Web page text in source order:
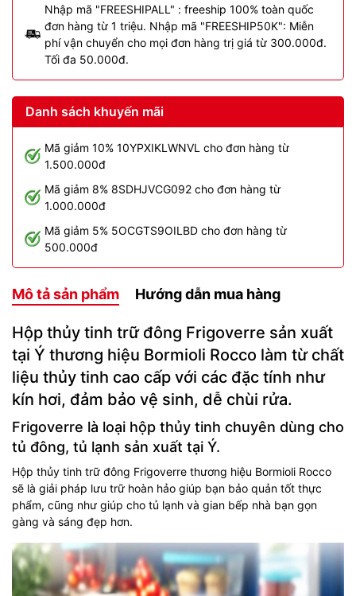
Nhập mã "FREESHIPALL" : freeship 100% toàn quốc
đơn hàng từ 1 triệu. Nhập mã "FREESHIP50K": Miễn
phí vận chuyển cho mọi đơn hàng trị giá từ 300.000đ.
Tối đa 50.000đ.
Danh sách khuyến mãi
Mã giảm 10% 10YPXIKLWNVL cho đơn hàng từ
1.500.000đ
Mã giảm 8% 8SDHJVCG092 cho đơn hàng từ
1.000.000đ
Mã giảm 5% 5OCGTS9OILBD cho đơn hàng từ
500.000đ
Mô tả sản phẩm Hướng dẫn mua hàng
Hộp thủy tinh trữ đông Frigoverre sản xuất
tại Ý thương hiệu Bormioli Rocco làm từ chất
liệu thủy tinh cao cấp với các đặc tính như
kín hơi, đảm bảo vệ sinh, dễ chùi rửa.
Frigoverre là loại hộp thủy tinh chuyên dùng cho
tủ đông, tủ lạnh sản xuất tại Ý.
Hộp thủy tinh trữ đông Frigoverre thương hiệu Bormioli Rocco
sẽ là giải pháp lưu trữ hoàn hảo giúp bạn bảo quản tốt thực
phẩm, cũng như giúp cho tủ lạnh và gian bếp nhà bạn gọn
gàng và sáng đẹp hơn.